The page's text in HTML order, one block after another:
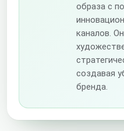
образа с
каналов.
создавая
бренда.